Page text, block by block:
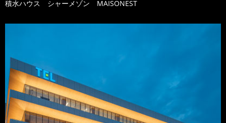
積水ハウス シャーメゾン MAISONEST